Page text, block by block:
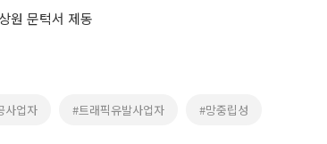
원 문턱서 제동
사업자 #트래픽유발사업자 #망중립성